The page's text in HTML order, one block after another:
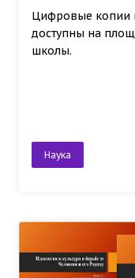
Цифровые копии
доступны на
школы.
Наука